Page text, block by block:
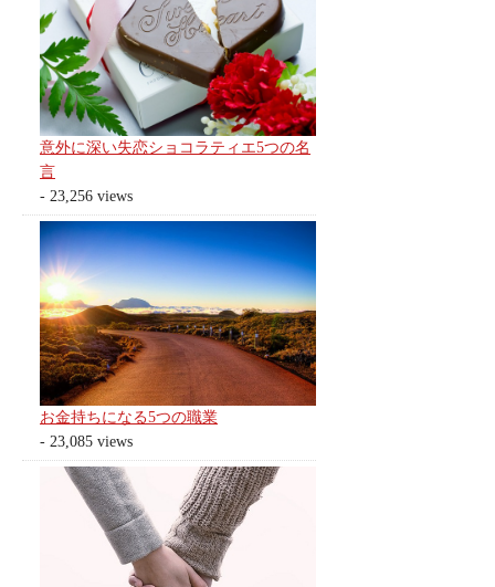
意外に深い失恋ショコラティエ5つの名
言
- 23,256 views
お金持ちになる5つの職業
- 23,085 views